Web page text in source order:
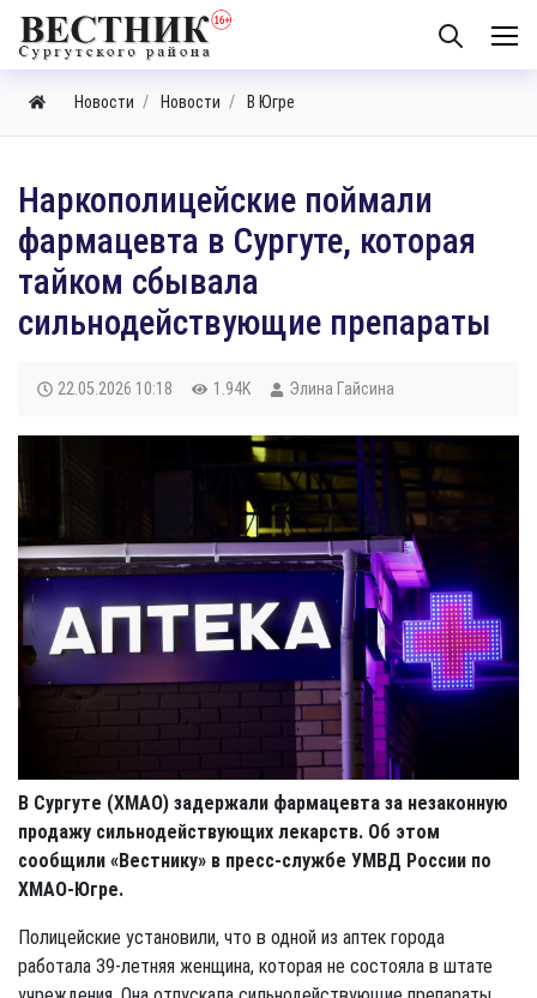
Новости Новости В Югре
Наркополицейские поймали
фармацевта в Сургуте, которая
тайком сбывала
сильнодействующие препараты
22.05.2026 10:18 1.94K Элина Гайсина
В Сургуте (ХМАО) задержали фармацевта за незаконную
продажу сильнодействующих лекарств. Об этом
сообщили «Вестнику» в пресс-службе УМВД России по
ХМАО-Югре.
Полицейские установили, что в одной из аптек города
работала 39-летняя женщина, которая не состояла в штате